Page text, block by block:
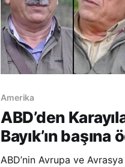
Amerika
ABD’den
Bayık’ın başına
ABD’nin Avrupa ve